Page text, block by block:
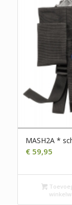
MASH2A *
€59,95